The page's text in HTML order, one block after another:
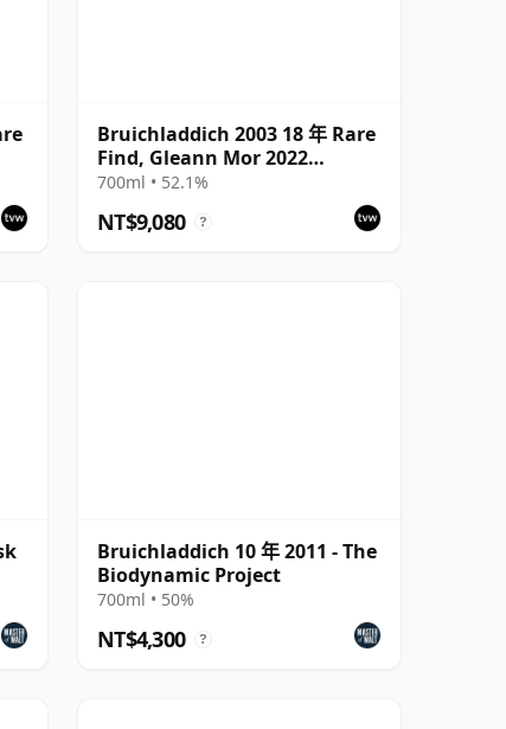
Bruichladdich 2003 18 年 Rare
Find, Gleann Mor 2022
Bottling - Single Cask 19295
700ml • 52.1%
NT$9,080 ?
Bruichladdich 10 年 2011 - The
Biodynamic Project
700ml • 50%
NT$4,300 ?